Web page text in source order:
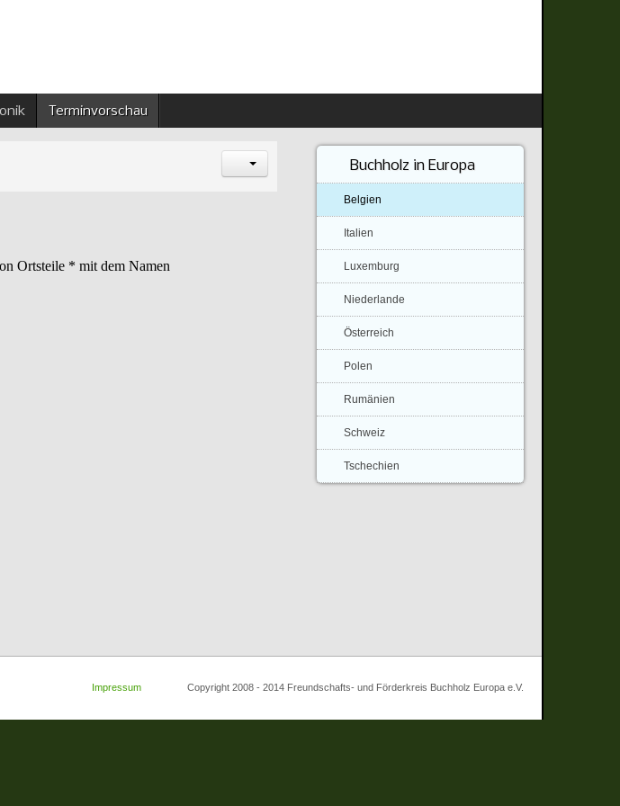
Terminvorschau
Ortsteile * mit dem Namen
Buchholz in Europa
Belgien
Italien
Luxemburg
Niederlande
Österreich
Polen
Rumänien
Schweiz
Tschechien
Impressum Copyright 2008 - 2014 Freundschafts- und Förderkreis Buchholz Europa e.V.